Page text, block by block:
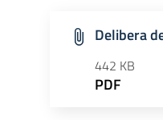
Delibera
442 KB
PDF